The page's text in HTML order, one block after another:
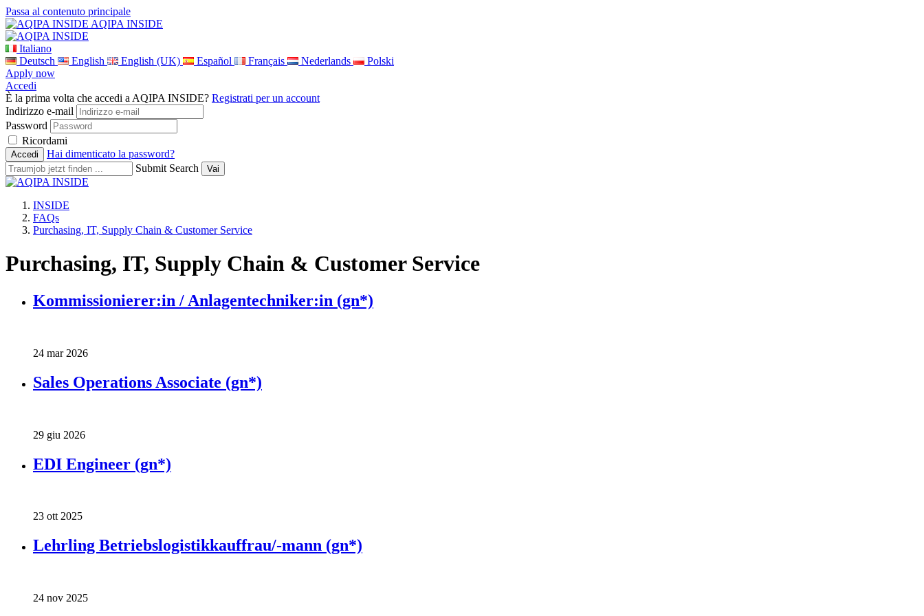
Passa al contenuto principale
AQIPA INSIDE
Italiano
Deutsch
English English (UK) Español Français Nederlands
Polski
Apply now
Accedi
È la prima volta che accedi a AQIPA INSIDE? Registrati per un account
Indirizzo e-mail
Password
Ricordami
Hai dimenticato la password?
Submit Search
INSIDE
FAQs
Purchasing, IT, Supply Chain & Customer Service
Purchasing, IT, Supply Chain & Customer Service
Kommissionierer:in / Anlagentechniker:in (gn*)
24 mar 2026
Sales Operations Associate (gn*)
29 giu 2026
EDI Engineer (gn*)
23 ott 2025
Lehrling Betriebslogistikkauffrau/-mann (gn*)
24 nov 2025